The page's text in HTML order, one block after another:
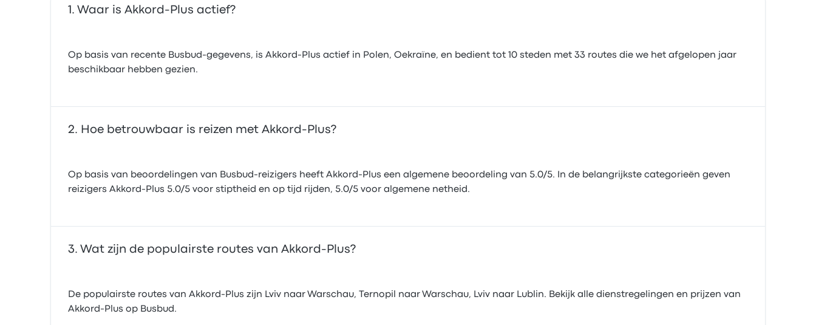
Waar is Akkord-Plus actief?
Op basis van recente Busbud-gegevens, is Akkord-Plus actief in Polen, Oekraïne, en bedient tot 10 steden met 33 routes die we het afgelopen jaar
beschikbaar hebben gezien.
Hoe betrouwbaar is reizen met Akkord-Plus?
Op basis van beoordelingen van Busbud-reizigers heeft Akkord-Plus een algemene beoordeling van 5.0/5. In de belangrijkste categorieën geven
reizigers Akkord-Plus 5.0/5 voor stiptheid en op tijd rijden, 5.0/5 voor algemene netheid.
Wat zijn de populairste routes van Akkord-Plus?
De populairste routes van Akkord-Plus zijn Lviv naar Warschau, Ternopil naar Warschau, Lviv naar Lublin. Bekijk alle dienstregelingen en prijzen van
Akkord-Plus op Busbud.